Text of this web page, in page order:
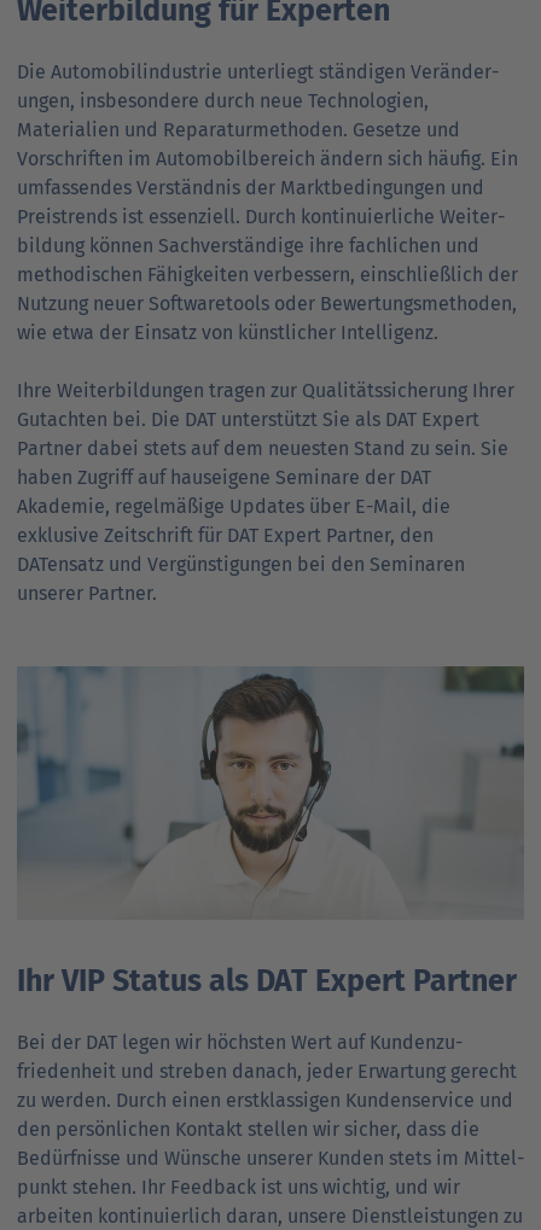
Weiterbildung für Experten
Die Auto­mobil­industrie unterliegt ständigen Veränder­
ungen, insbesondere durch neue Techno­logien,
Materialien und Reparatur­methoden. Gesetze und
Vorschriften im Auto­mobil­bereich ändern sich häufig. Ein
umfassendes Verständnis der Markt­bedingungen und
Preis­trends ist essenziell. Durch kontinuierliche Weiter­
bildung können Sach­verständige ihre fach­lichen und
metho­dischen Fähig­keiten verbessern, ein­schließ­lich der
Nutzung neuer Software­tools oder Bewertungs­methoden,
wie etwa der Einsatz von künstlicher Intelligenz.
Ihre Weiter­bildungen tragen zur Qualitäts­sicherung Ihrer
Gutachten bei. Die DAT unterstützt Sie als DAT Expert
Partner dabei stets auf dem neuesten Stand zu sein. Sie
haben Zugriff auf haus­eigene Seminare der DAT
Akademie, regelmäßige Updates über E-Mail, die
exklusive Zeit­schrift für DAT Expert Partner, den
DATensatz und Vergünsti­gungen bei den Seminaren
unserer Partner.
Ihr VIP Status als DAT Expert Partner
Bei der DAT legen wir höchsten Wert auf Kunden­zu­
frieden­heit und streben danach, jeder Erwartung gerecht
zu werden. Durch einen erst­klassigen Kunden­service und
den persönlichen Kontakt stellen wir sicher, dass die
Bedürfnisse und Wünsche unserer Kunden stets im Mittel­
punkt stehen. Ihr Feed­back ist uns wichtig, und wir
arbeiten kontinuierlich daran, unsere Dienst­leistungen zu